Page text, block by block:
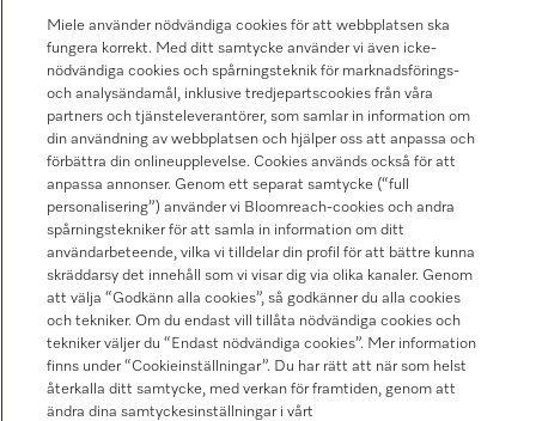
Miele AB
Allmänna villkor
Cookieinställningar
Miele använder nödvändiga cookies för att webbplatsen ska
fungera korrekt. Med ditt samtycke använder vi även icke-
nödvändiga cookies och spårningsteknik för marknadsförings-
och analysändamål, inklusive tredjepartscookies från våra
partners och tjänsteleverantörer, som samlar in information om
din användning av webbplatsen och hjälper oss att anpassa och
förbättra din onlineupplevelse. Cookies används också för att
anpassa annonser. Genom ett separat samtycke (“full
personalisering”) använder vi Bloomreach-cookies och andra
spårningstekniker för att samla in information om ditt
användarbeteende, vilka vi tilldelar din profil för att bättre kunna
skräddarsy det innehåll som vi visar dig via olika kanaler. Genom
att välja “Godkänn alla cookies”, så godkänner du alla cookies
och tekniker. Om du endast vill tillåta nödvändiga cookies och
tekniker väljer du “Endast nödvändiga cookies”. Mer information
finns under “Cookieinställningar”. Du har rätt att när som helst
återkalla ditt samtycke, med verkan för framtiden, genom att
ändra dina samtyckesinställningar i vårt